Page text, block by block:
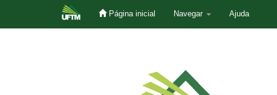
Página inicial Navegar Ajuda